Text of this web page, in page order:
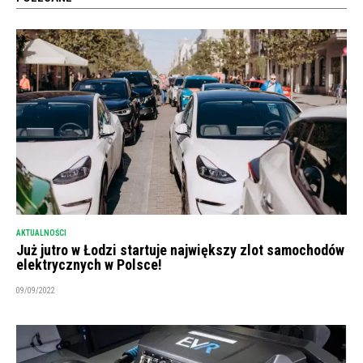
AKTUALNOŚCI
Już jutro w Łodzi startuje największy zlot samochodów
elektrycznych w Polsce!
09/09/2022